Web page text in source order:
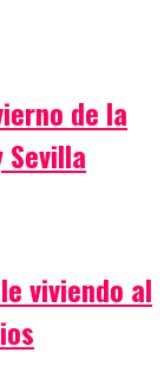
de la
viviendo al